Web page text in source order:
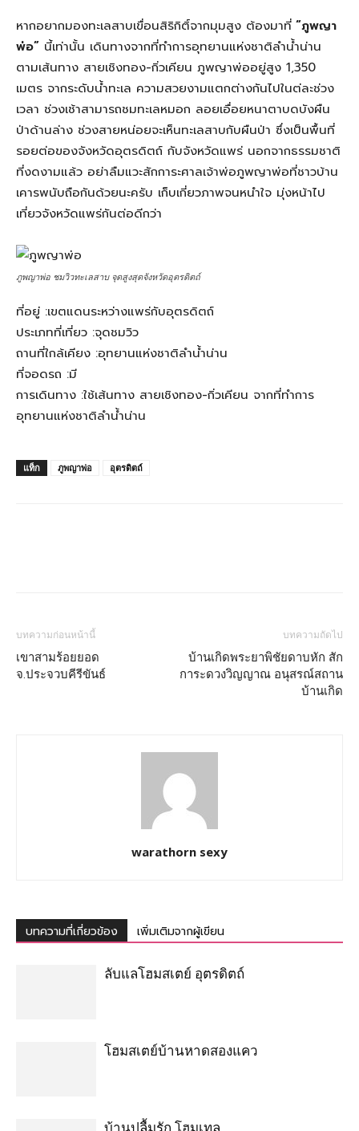
หากอยากมองทะเลสาบเขื่อนสิริกิติ์จากมุมสูง ต้องมาที่ “ภูพญา
พ่อ” นี้เท่านั้น เดินทางจากที่ทำการอุทยานแห่งชาติลำน้ำน่าน
ตามเส้นทาง สายเชิงทอง-กิ่วเคียน ภูพญาพ่ออยู่สูง 1,350
เมตร จากระดับน้ำทะเล ความสวยงามแตกต่างกันไปในต่ละช่วง
เวลา ช่วงเช้าสามารถชมทะเลหมอก ลอยเอื่อยหนาตาบดบังผืน
ป่าด้านล่าง ช่วงสายหน่อยจะเห็นทะเลสาบกับผืนป่า ซึ่งเป็นพื้นที่
รอยต่อของจังหวัดอุตรดิตถ์ กับจังหวัดแพร่ นอกจากธรรมชาติ
ที่งดงามแล้ว อย่าลืมแวะสักการะศาลเจ้าพ่อภูพญาพ่อที่ชาวบ้าน
เคารพนับถือกันด้วยนะครับ เก็บเกี่ยวภาพจนหนำใจ มุ่งหน้าไป
เที่ยวจังหวัดแพร่กันต่อดีกว่า
ภูพญาพ่อ ชมวิวทะเลสาบ จุดสูงสุดจังหวัดอุตรดิตถ์
ที่อยู่ :เขตแดนระหว่างแพร่กับอุตรดิตถ์
ประเภทที่เที่ยว :จุดชมวิว
ถานที่ใกล้เคียง :อุทยานแห่งชาติลำน้ำน่าน
ที่จอดรถ :มี
การเดินทาง :ใช้เส้นทาง สายเชิงทอง-กิ่วเคียน จากที่ทำการ
อุทยานแห่งชาติลำน้ำน่าน
แท็ก ภูพญาพ่อ อุตรดิตถ์
บทความก่อนหน้านี้
เขาสามร้อยยอด
จ.ประจวบคีรีขันธ์
บทความถัดไป
บ้านเกิดพระยาพิชัยดาบหัก สัก
การะดวงวิญญาณ อนุสรณ์สถาน
บ้านเกิด
warathorn sexy
บทความที่เกี่ยวข้อง เพิ่มเติมจากผู้เขียน
ลับแลโฮมสเตย์ อุตรดิตถ์
โฮมสเตย์บ้านหาดสองแคว
บ้านปลื้มรัก โฮมเทล